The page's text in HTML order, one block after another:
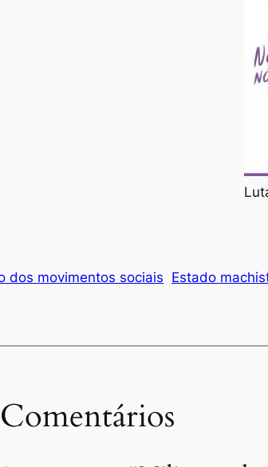
dos movimentos sociais Estado
Comentários